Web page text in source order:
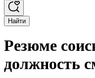
Найти
Резюме
должность